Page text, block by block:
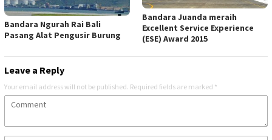
Bandara Ngurah Rai Bali
Pasang Alat Pengusir Burung
Bandara Juanda meraih
Excellent Service Experience
(ESE) Award 2015
Leave a Reply
Your email address will not be published. Required fields are marked *